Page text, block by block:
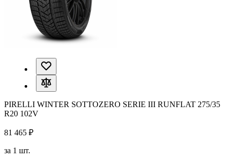
PIRELLI WINTER SOTTOZERO SERIE III RUNFLAT 275/35
R20 102V
81 465 ₽
за 1 шт.